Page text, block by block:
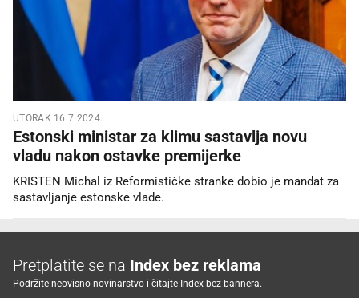
UTORAK 16.7.2024.
Estonski ministar za klimu sastavlja novu
vladu nakon ostavke premijerke
KRISTEN Michal iz Reformističke stranke dobio je mandat za
sastavljanje estonske vlade.
Pretplatite se na Index bez reklama
Podržite neovisno novinarstvo i čitajte Index bez bannera.